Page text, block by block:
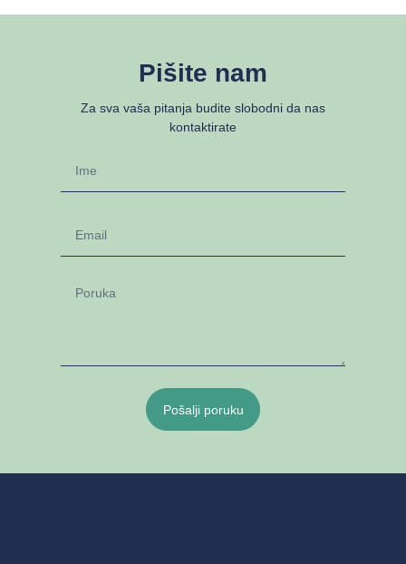
Pišite nam
Za sva vaša pitanja budite slobodni da nas
kontaktirate
Pošalji poruku